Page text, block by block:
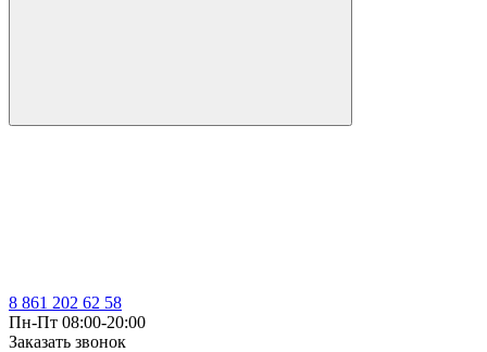
8 861 202 62 58
Пн-Пт 08:00-20:00
Заказать звонок